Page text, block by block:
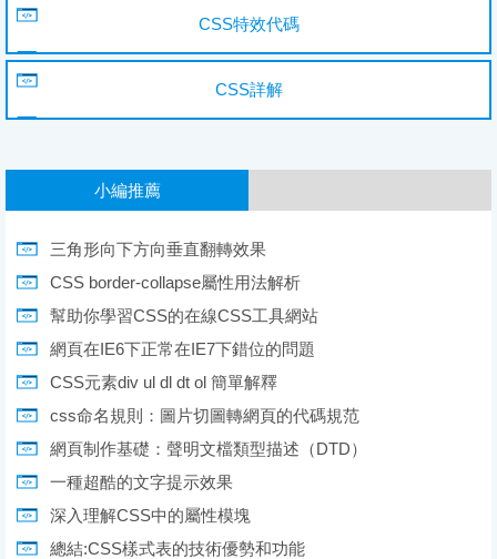
CSS特效代碼
CSS詳解
小編推薦
三角形向下方向垂直翻轉效果
CSS border-collapse屬性用法解析
幫助你學習CSS的在線CSS工具網站
網頁在IE6下正常在IE7下錯位的問題
CSS元素div ul dl dt ol 簡單解釋
css命名規則：圖片切圖轉網頁的代碼規范
網頁制作基礎：聲明文檔類型描述（DTD）
一種超酷的文字提示效果
深入理解CSS中的屬性模塊
總結:CSS樣式表的技術優勢和功能